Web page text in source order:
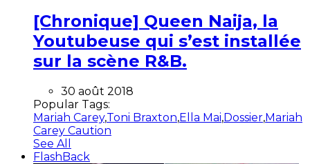
[Chronique] Queen Naija, la
Youtubeuse qui s’est installée
sur la scène R&B.
30 août 2018
Popular Tags:
Mariah Carey,Toni Braxton,Ella Mai,Dossier,Mariah
Carey Caution
See All
FlashBack